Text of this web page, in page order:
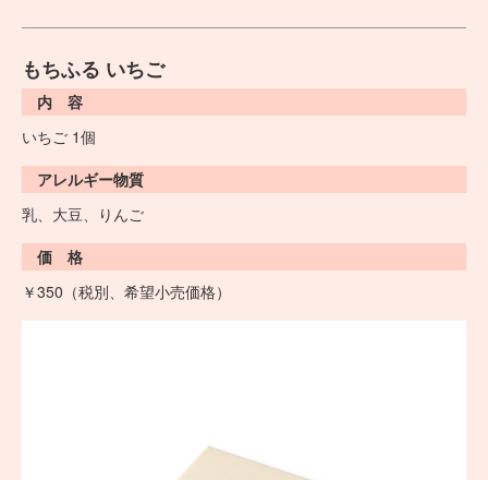
もちふる いちご
内 容
いちご 1個
アレルギー物質
乳、大豆、りんご
価 格
￥350（税別、希望小売価格）